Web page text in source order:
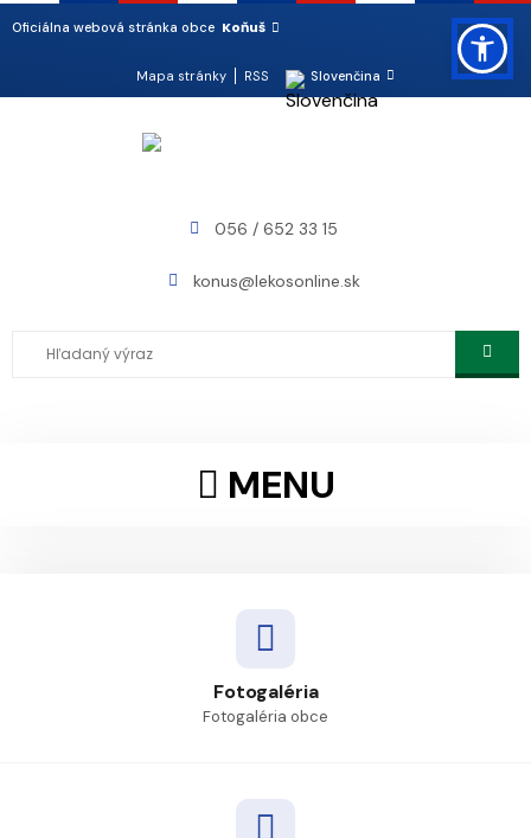
Oficiálna webová stránka obce Koňuš
Mapa stránky RSS Slovenčina
056 / 652 33 15
konus@lekosonline.sk
MENU
Fotogaléria
Fotogaléria obce